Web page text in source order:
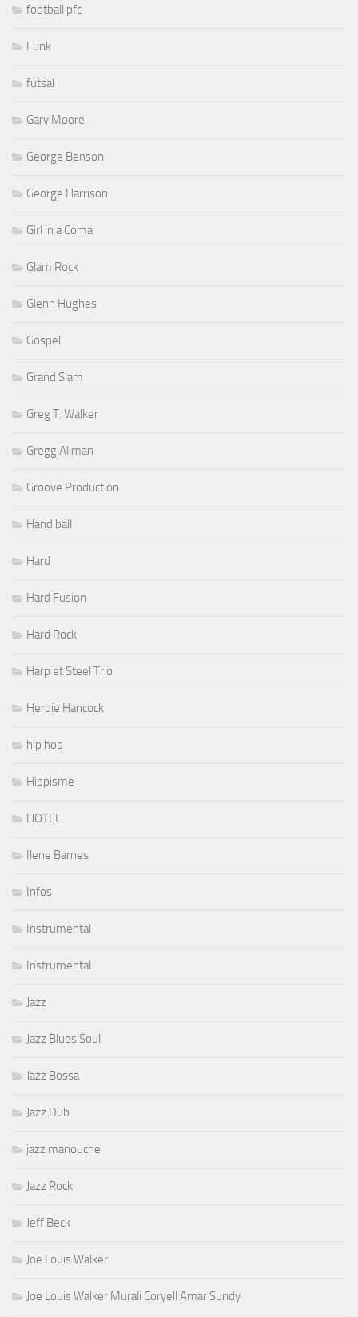
football pfc
Funk
futsal
Gary Moore
George Benson
George Harrison
Girl in a Coma
Glam Rock
Glenn Hughes
Gospel
Grand Slam
Greg T. Walker
Gregg Allman
Groove Production
Hand ball
Hard
Hard Fusion
Hard Rock
Harp et Steel Trio
Herbie Hancock
hip hop
Hippisme
HOTEL
Ilene Barnes
Infos
Instrumental
Instrumental
Jazz
Jazz Blues Soul
Jazz Bossa
Jazz Dub
jazz manouche
Jazz Rock
Jeff Beck
Joe Louis Walker
Joe Louis Walker Murali Coryell Amar Sundy